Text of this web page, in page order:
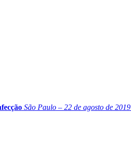
São Paulo – 22 de agosto de 2019